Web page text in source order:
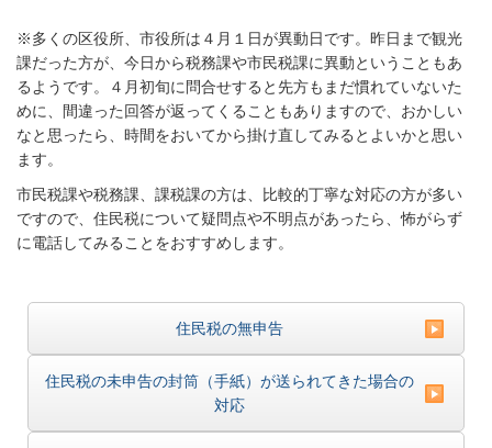
※多くの区役所、市役所は４月１日が異動日です。昨日まで観光
課だった方が、今日から税務課や市民税課に異動ということもあ
るようです。４月初旬に問合せすると先方もまだ慣れていないた
めに、間違った回答が返ってくることもありますので、おかしい
なと思ったら、時間をおいてから掛け直してみるとよいかと思い
ます。
市民税課や税務課、課税課の方は、比較的丁寧な対応の方が多い
ですので、住民税について疑問点や不明点があったら、怖がらず
に電話してみることをおすすめします。
住民税の無申告
住民税の未申告の封筒（手紙）が送られてきた場合の
対応